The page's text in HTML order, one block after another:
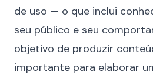
de uso — o que inclui
seu público e seu
objetivo de produzir
importante para elaborar